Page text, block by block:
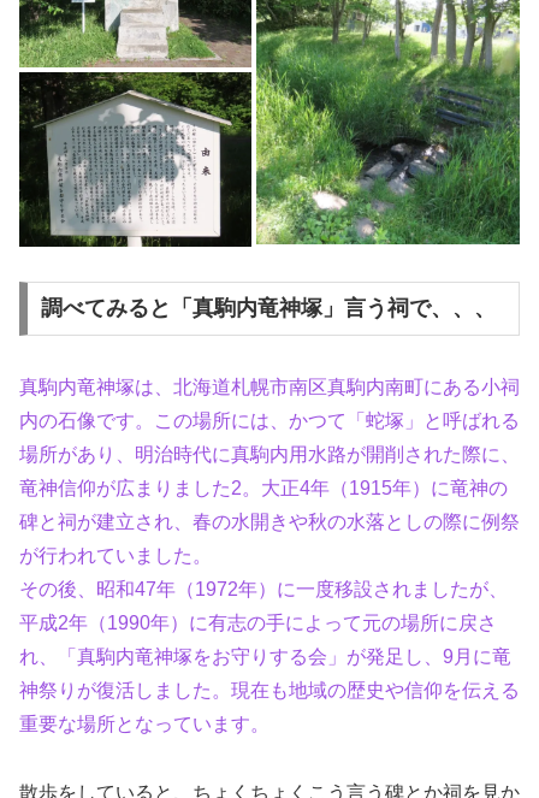
調べてみると「真駒内竜神塚」言う祠で、、、
真駒内竜神塚は、北海道札幌市南区真駒内南町にある小祠
内の石像です。この場所には、かつて「蛇塚」と呼ばれる
場所があり、明治時代に真駒内用水路が開削された際に、
竜神信仰が広まりました2。大正4年（1915年）に竜神の
碑と祠が建立され、春の水開きや秋の水落としの際に例祭
が行われていました。
その後、昭和47年（1972年）に一度移設されましたが、
平成2年（1990年）に有志の手によって元の場所に戻さ
れ、「真駒内竜神塚をお守りする会」が発足し、9月に竜
神祭りが復活しました。現在も地域の歴史や信仰を伝える
重要な場所となっています。
散歩をしていると、ちょくちょくこう言う碑とか祠を見か